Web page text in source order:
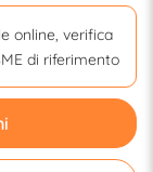
online, verifica
di riferimento